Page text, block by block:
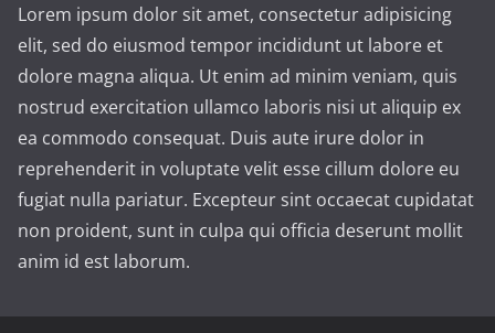
Lorem ipsum dolor sit amet, consectetur adipisicing
elit, sed do eiusmod tempor incididunt ut labore et
dolore magna aliqua. Ut enim ad minim veniam, quis
nostrud exercitation ullamco laboris nisi ut aliquip ex
ea commodo consequat. Duis aute irure dolor in
reprehenderit in voluptate velit esse cillum dolore eu
fugiat nulla pariatur. Excepteur sint occaecat cupidatat
non proident, sunt in culpa qui officia deserunt mollit
anim id est laborum.